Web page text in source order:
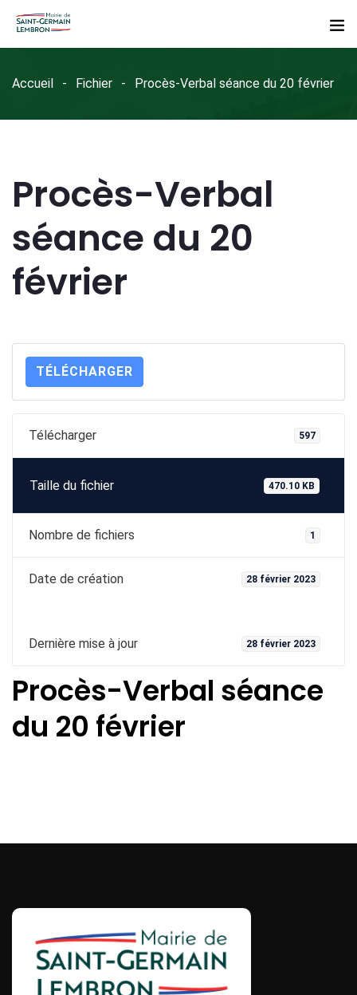
Accueil Fichier Procès-Verbal séance du 20 février
Procès-Verbal
séance du 20
février
TÉLÉCHARGER
Télécharger 597
Taille du fichier 470.10 KB
Nombre de fichiers 1
Date de création 28 février 2023
Dernière mise à jour 28 février 2023
Procès-Verbal séance
du 20 février